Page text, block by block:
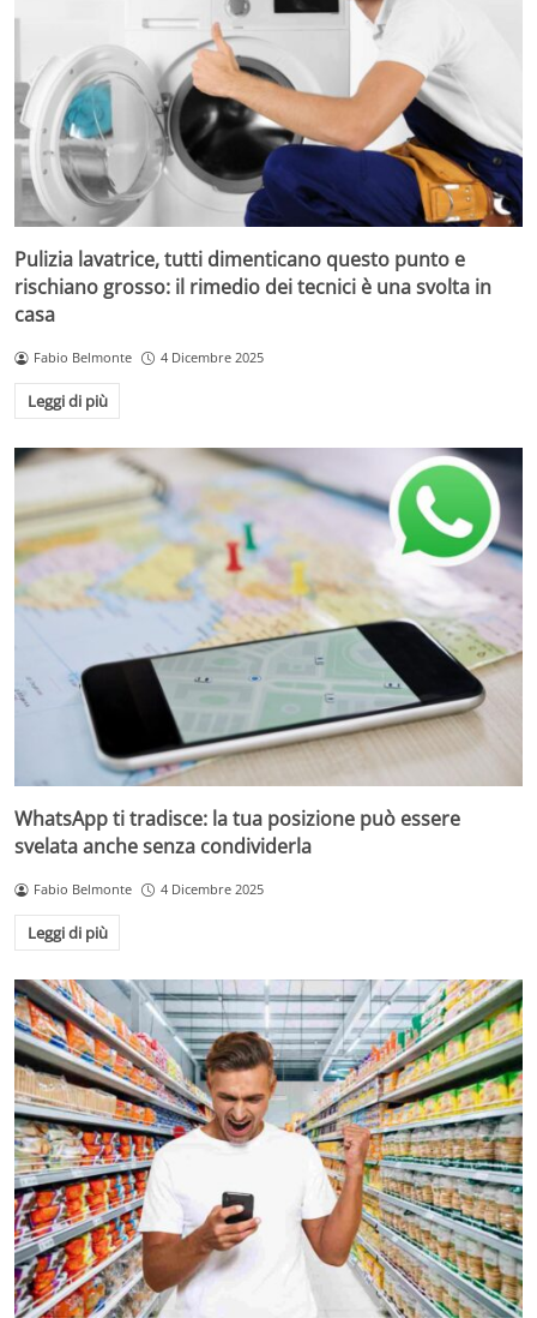
Pulizia lavatrice, tutti dimenticano questo punto e
rischiano grosso: il rimedio dei tecnici è una svolta in
casa
Fabio Belmonte 4 Dicembre 2025
Leggi di più
WhatsApp ti tradisce: la tua posizione può essere
svelata anche senza condividerla
Fabio Belmonte 4 Dicembre 2025
Leggi di più